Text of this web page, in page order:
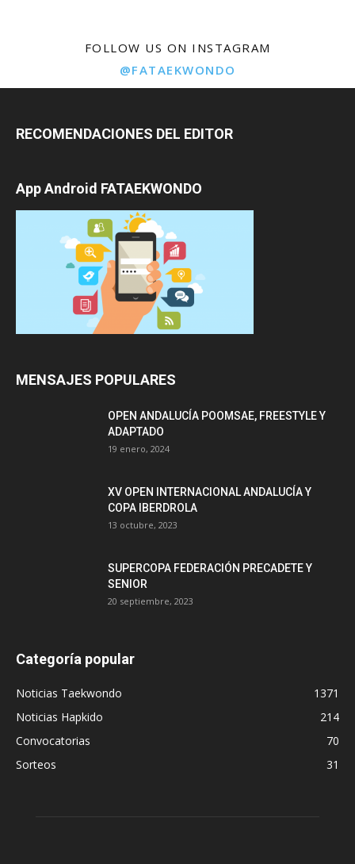
FOLLOW US ON INSTAGRAM
@FATAEKWONDO
RECOMENDACIONES DEL EDITOR
App Android FATAEKWONDO
MENSAJES POPULARES
OPEN ANDALUCÍA POOMSAE, FREESTYLE Y
ADAPTADO
19 enero, 2024
XV OPEN INTERNACIONAL ANDALUCÍA Y
COPA IBERDROLA
13 octubre, 2023
SUPERCOPA FEDERACIÓN PRECADETE Y
SENIOR
20 septiembre, 2023
Categoría popular
Noticias Taekwondo
1371
Noticias Hapkido
214
Convocatorias
70
Sorteos
31